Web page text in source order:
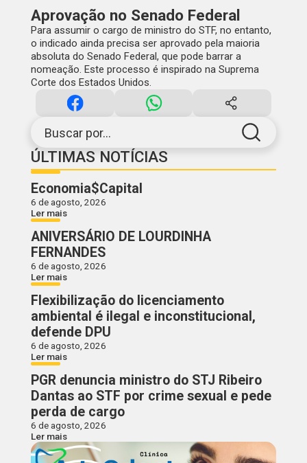
Buscar por...
ÚLTIMAS NOTÍCIAS
Economia$Capital
6 de agosto, 2026
Ler mais
ANIVERSÁRIO DE LOURDINHA
FERNANDES
6 de agosto, 2026
Ler mais
Flexibilização do licenciamento
ambiental é ilegal e inconstitucional,
defende DPU
6 de agosto, 2026
Ler mais
PGR denuncia ministro do STJ Ribeiro
Dantas ao STF por crime sexual e pede
perda de cargo
6 de agosto, 2026
Ler mais
Aprovação no Senado Federal
Para assumir o cargo de ministro do STF, no entanto,
o indicado ainda precisa ser aprovado pela maioria
absoluta do Senado Federal, que pode barrar a
nomeação. Este processo é inspirado na Suprema
Corte dos Estados Unidos.